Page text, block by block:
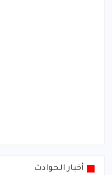
أخبار الحوادث